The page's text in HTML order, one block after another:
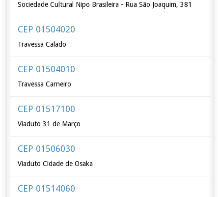
Sociedade Cultural Nipo Brasileira - Rua São Joaquim, 381
CEP 01504020
Travessa Calado
CEP 01504010
Travessa Carneiro
CEP 01517100
Viaduto 31 de Março
CEP 01506030
Viaduto Cidade de Osaka
CEP 01514060